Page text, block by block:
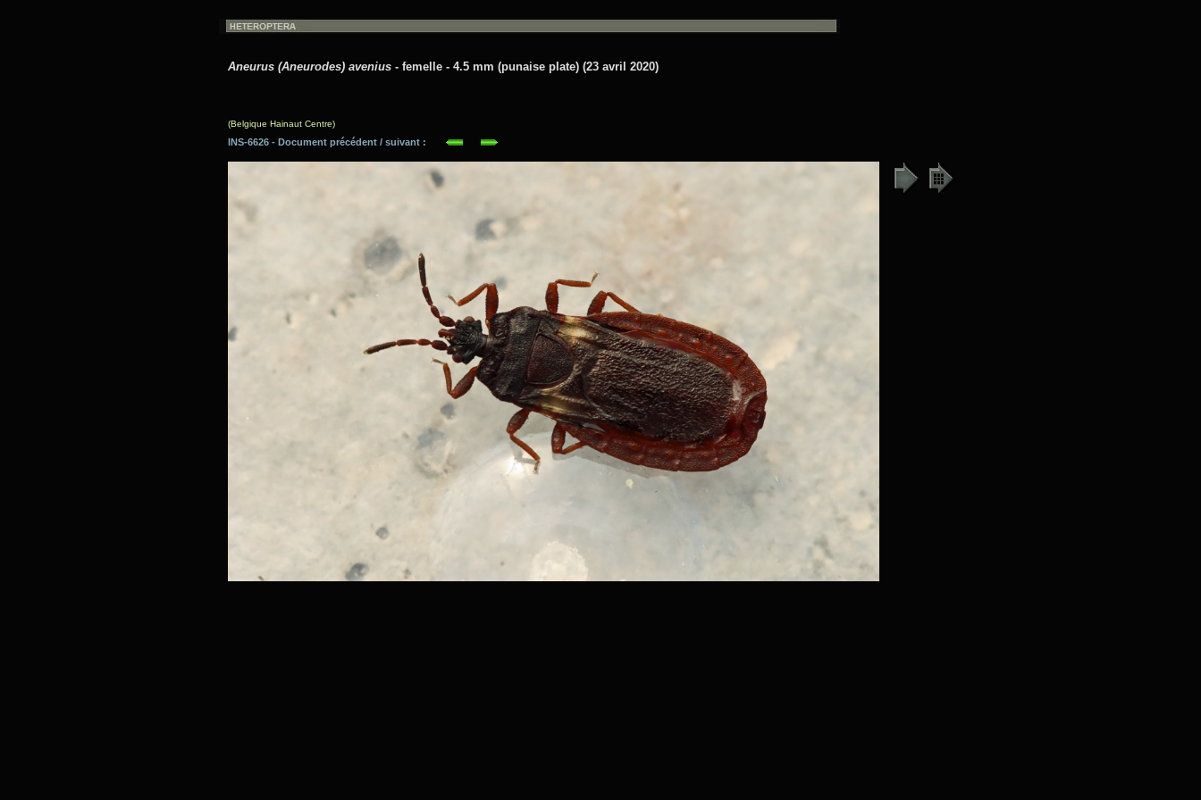
Aneurus (Aneurodes) avenius - femelle - 4.5 mm (punaise plate) (23 avril 2020)
(Belgique Hainaut Centre)
INS-6626 - Document précédent / suivant :